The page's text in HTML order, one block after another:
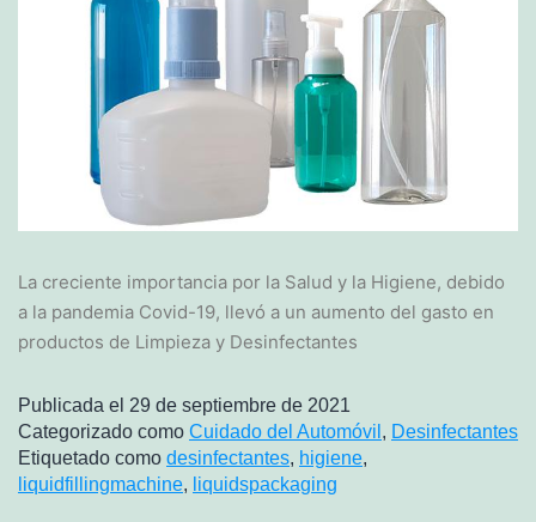
La creciente importancia por la Salud y la Higiene, debido
a la pandemia Covid-19, llevó a un aumento del gasto en
productos de Limpieza y Desinfectantes
Publicada el 29 de septiembre de 2021
Categorizado como Cuidado del Automóvil , Desinfectantes
Etiquetado como desinfectantes, higiene,
liquidfillingmachine, liquidspackaging